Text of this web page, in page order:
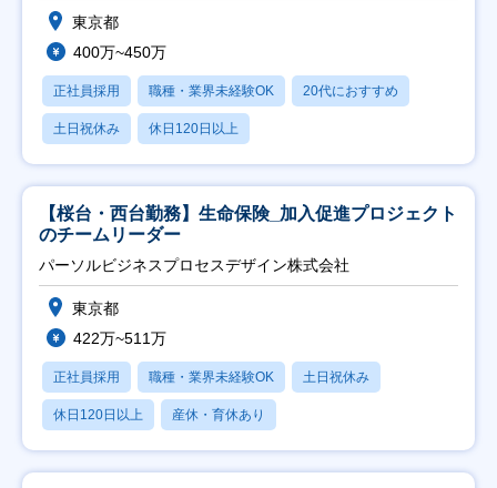
東京都
400万~450万
正社員採用 職種・業界未経験OK 20代におすすめ
土日祝休み 休日120日以上
【桜台・西台勤務】生命保険_加入促進プロジェクト
のチームリーダー
パーソルビジネスプロセスデザイン株式会社
東京都
422万~511万
正社員採用 職種・業界未経験OK 土日祝休み
休日120日以上 産休・育休あり